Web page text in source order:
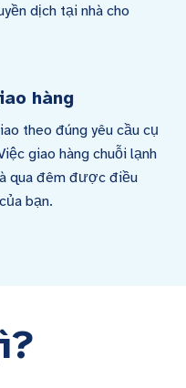
dịch tại nhà cho
hàng
theo đúng yêu cầu cụ
giao hàng chuỗi lạnh
qua đêm được điều
bạn.